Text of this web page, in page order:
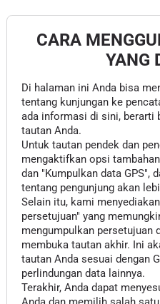
CARA
YANG
Di halaman ini Anda bisa
tentang kunjungan ke
ada informasi di sini, berarti
tautan Anda.
Untuk tautan pendek dan
mengaktifkan opsi
dan "Kumpulkan data GPS",
tentang pengunjung akan
Selain itu, kami
persetujuan" yang
mengumpulkan persetujuan
membuka tautan akhir. Ini
tautan Anda sesuai dengan
perlindungan data lainnya.
Terakhir, Anda dapat